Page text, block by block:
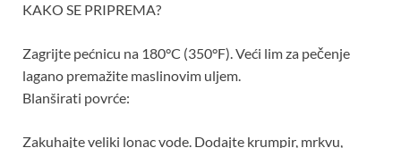
KAKO SE PRIPREMA?
Zagrijte pećnicu na 180°C (350°F). Veći lim za pečenje
lagano premažite maslinovim uljem.
Blanširati povrće:
Zakuhajte veliki lonac vode. Dodajte krumpir, mrkvu,